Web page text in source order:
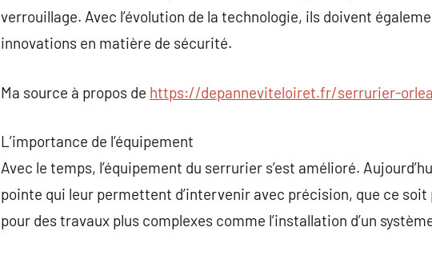
verrouillage. Avec l’évolution de la technologie, ils doivent
innovations en matière de sécurité.
Ma source à propos de https://depanneviteloiret.fr/serrurier-
L’importance de l’équipement
Avec le temps, l’équipement du serrurier s’est amélioré.
pointe qui leur permettent d’intervenir avec précision, que ce
pour des travaux plus complexes comme l’installation d’un